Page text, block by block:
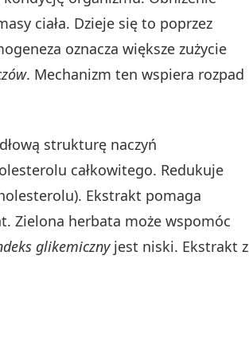
ciała. Dzieje się to poprzez
oznacza większe zużycie
. Mechanizm ten wspiera rozpad
strukturę naczyń
całkowitego. Redukuje
Ekstrakt pomaga
Zielona herbata może wspomóc
glikemicznyjest niski. Ekstrakt z